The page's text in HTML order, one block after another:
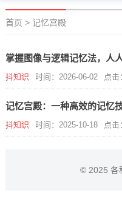
首页 > 记忆宫殿
掌握图像与逻辑记忆法，人
抖知识 时间：2026-06-02 点击
记忆宫殿：一种高效的记忆
抖知识 时间：2025-10-18 点击
© 2025 各